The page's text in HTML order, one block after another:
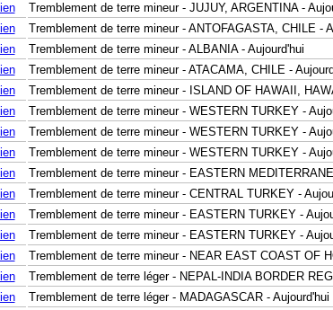
Tremblement de terre mineur - JUJUY, ARGENTINA -
Tremblement de terre mineur - ANTOFAGASTA, CHILE -
Tremblement de terre mineur - ALBANIA - Aujourd'hui
Tremblement de terre mineur - ATACAMA, CHILE -
Tremblement de terre mineur - ISLAND OF HAWAII,
Tremblement de terre mineur - WESTERN TURKEY -
Tremblement de terre mineur - WESTERN TURKEY -
Tremblement de terre mineur - WESTERN TURKEY -
Tremblement de terre mineur - EASTERN
Tremblement de terre mineur - CENTRAL TURKEY -
Tremblement de terre mineur - EASTERN TURKEY -
Tremblement de terre mineur - EASTERN TURKEY -
Tremblement de terre mineur - NEAR EAST COAST OF
Tremblement de terre léger - NEPAL-INDIA BORDER
Tremblement de terre léger - MADAGASCAR - Aujourd'hui